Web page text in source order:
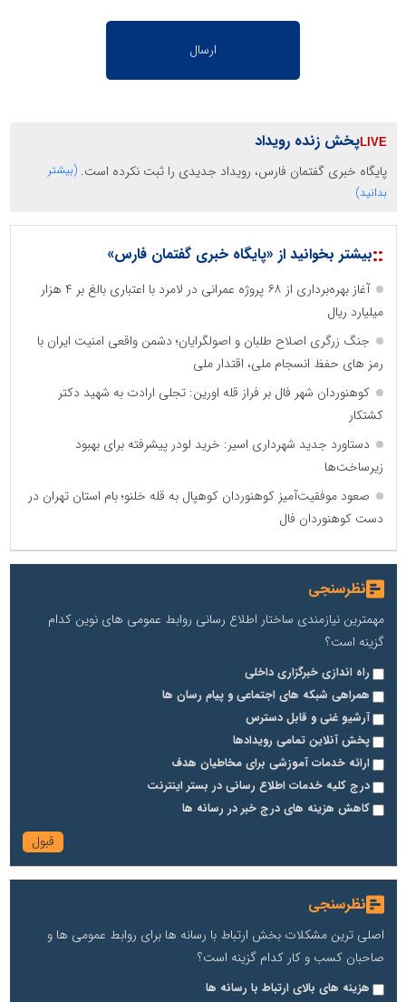
پخش زنده رویداد
پایگاه خبری گفتمان فارس، رویداد جدیدی را ثبت نکرده است. (بیشتر
بدانید)
::بیشتر بخوانید از «پایگاه خبری گفتمان فارس»
آغاز بهره‌برداری از ۶۸ پروژه عمرانی در لامرد با اعتباری بالغ بر ۴ هزار
میلیارد ریال
جنگ زرگری اصلاح طلبان و اصولگرایان؛ دشمن واقعی امنیت ایران با
رمز های حفظ انسجام ملی، اقتدار ملی
کوهنوردان شهر فال بر فراز قله اورین: تجلی ارادت به شهید دکتر
کشتکار
دستاورد جدید شهرداری اسیر: خرید لودر پیشرفته برای بهبود
زیرساخت‌ها
صعود موفقیت‌آمیز کوهنوردان کوهپال به قله خلنو؛ بام استان تهران در
دست کوهنوردان فال
نظرسنجی
مهمترین نیازمندی ساختار اطلاع رسانی روابط عمومی های نوین کدام
گزینه است؟
راه اندازی خبرگزاری داخلی
همراهی شبکه های اجتماعی و پیام رسان ها
آرشیو غنی و قابل دسترس
پخش آنلاین تمامی رویدادها
ارائه خدمات آموزشی برای مخاطیان هدف
درج کلیه خدمات اطلاع رسانی در بستر اینترنت
کاهش هزینه های درج خبر در رسانه ها
نظرسنجی
اصلی ترین مشکلات بخش ارتباط با رسانه ها برای روابط عمومی ها و
صاحبان کسب و کار کدام گزینه است؟
هزینه های بالای ارتباط با رسانه ها